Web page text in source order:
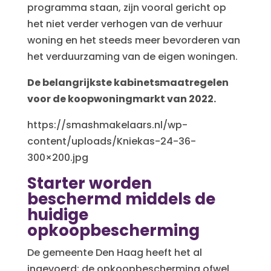
programma staan, zijn vooral gericht op
het niet verder verhogen van de verhuur
woning en het steeds meer bevorderen van
het verduurzaming van de eigen woningen.
De belangrijkste kabinetsmaatregelen
voor de koopwoningmarkt van 2022.
https://smashmakelaars.nl/wp-
content/uploads/Kniekas-24-36-
300×200.jpg
Starter worden
beschermd middels de
huidige
opkoopbescherming
De gemeente Den Haag heeft het al